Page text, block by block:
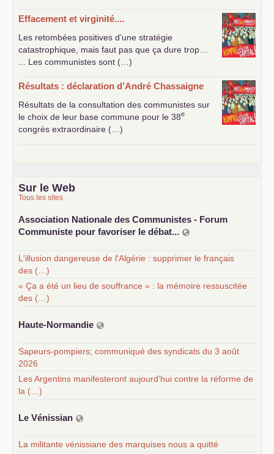
Effacement et virginité....
Les retombées positives d’une stratégie
catastrophique, mais faut pas que ça dure trop…
... Les communistes sont (…)
Résultats : déclaration d’André Chassaigne
Résultats de la consultation des communistes sur
le choix de leur base commune pour le 38e
congrès extraordinaire (…)
Sur le Web
Tous les sites
Association Nationale des Communistes - Forum
Communiste pour favoriser le débat...
L'illusion dangereuse de l'Algérie : supprimer le français
des (…)
« Ça a été un lieu de souffrance » : la mémoire ressuscitée
des (…)
Haute-Normandie
Sapeurs-pompiers; communiqué des syndicats du 3 août
2026
Les Argentins manifesteront aujourd'hui contre la réforme de
la (…)
Le Vénissian
La militante vénissiane des marquises nous a quitté